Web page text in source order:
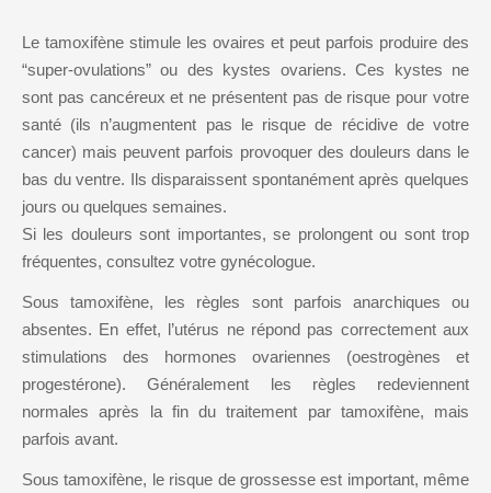
nous?
Remerciements
AMH
cycle menstruel
defaillance
défaillance
ovarienne précoce
diagnostic
génétique
préimplantatoire
Hormone
Le tamoxifène stimule les ovaires et peut parfois produire des
“super-ovulations” ou des kystes ovariens. Ces kystes ne
sont pas cancéreux et ne présentent pas de risque pour votre
santé (ils n’augmentent pas le risque de récidive de votre
cancer) mais peuvent parfois provoquer des douleurs dans le
bas du ventre. Ils disparaissent spontanément après quelques
jours ou quelques semaines.
Si les douleurs sont importantes, se prolongent ou sont trop
fréquentes, consultez votre gynécologue.
Sous tamoxifène, les règles sont parfois anarchiques ou
absentes. En effet, l’utérus ne répond pas correctement aux
stimulations des hormones ovariennes (oestrogènes et
progestérone). Généralement les règles redeviennent
normales après la fin du traitement par tamoxifène, mais
parfois avant.
Sous tamoxifène, le risque de grossesse est important, même